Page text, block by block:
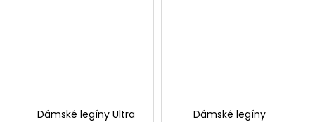
Dámské legíny Ultra
Dámské legíny